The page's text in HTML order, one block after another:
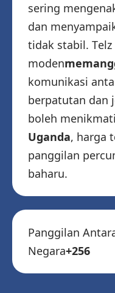
sering
dan
tidak stabil.
moden
komunikasi
berpatutan dan
boleh menikmati
Uganda, harga
panggilan
baharu.
Panggilan
Negara+256